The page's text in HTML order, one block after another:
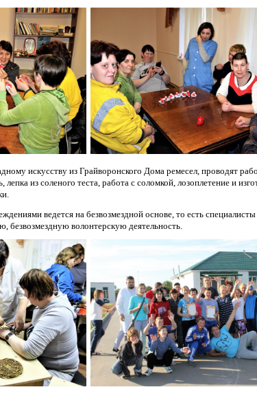
искусству из Грайворонского Дома ремесел, проводят
из соленого теста, работа с соломкой, лозоплетение и
ведется на безвозмездной основе, то есть
безвозмездную волонтерскую деятельность.